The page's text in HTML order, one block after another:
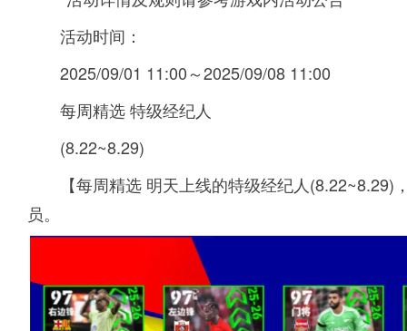
活动时间：
2025/09/01 11:00～2025/09/08 11:00
每周精选 特级经纪人
(8.22~8.29)
【每周精选 明天上线的特级经纪人
员。